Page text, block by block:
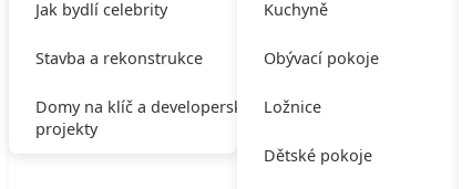
Jak bydlí celebrity
Stavba a rekonstrukce
Domy na klíč a developerské
projekty
Kuchyně
Obývací pokoje
Ložnice
Dětské pokoje